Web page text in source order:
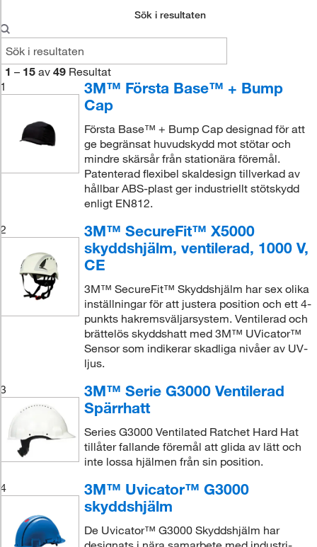
Sök i resultaten
1 – 15 av 49 Resultat
1
3M™ Första Base™ + Bump
Cap
Första Base™ + Bump Cap designad för att
ge begränsat huvudskydd mot stötar och
mindre skärsår från stationära föremål.
Patenterad flexibel skaldesign tillverkad av
hållbar ABS-plast ger industriellt stötskydd
enligt EN812.
2
3M™ SecureFit™ X5000
skyddshjälm, ventilerad, 1000 V,
CE
3M™ SecureFit™ Skyddshjälm har sex olika
inställningar för att justera position och ett 4-
punkts hakremsväljarsystem. Ventilerad och
brättelös skyddshatt med 3M™ UVicator™
Sensor som indikerar skadliga nivåer av UV-
ljus.
3
3M™ Serie G3000 Ventilerad
Spärrhatt
Series G3000 Ventilated Ratchet Hard Hat
tillåter fallande föremål att glida av lätt och
inte lossa hjälmen från sin position.
4
3M™ Uvicator™ G3000
skyddshjälm
De Uvicator™ G3000 Skyddshjälm har